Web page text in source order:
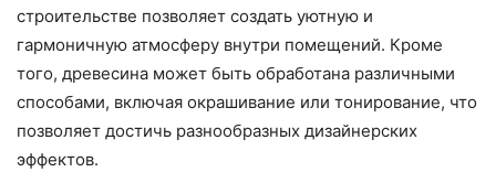
строительстве позволяет создать уютную и
гармоничную атмосферу внутри помещений. Кроме
того, древесина может быть обработана различными
способами, включая окрашивание или тонирование, что
позволяет достичь разнообразных дизайнерских
эффектов.